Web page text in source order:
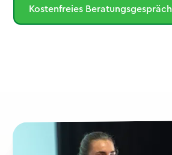
Kostenfreies Beratungsgespräch